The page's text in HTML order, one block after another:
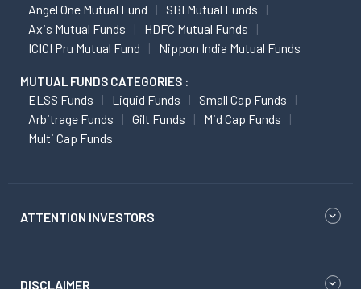
Angel One Mutual Fund
SBI Mutual Funds
Axis Mutual Funds
HDFC Mutual Funds
ICICI Pru Mutual Fund
Nippon India Mutual Funds
MUTUAL FUNDS CATEGORIES :
ELSS Funds Liquid Funds
Small Cap Funds
Arbitrage Funds
Gilt Funds
Mid Cap Funds
Multi Cap Funds
ATTENTION INVESTORS
DISCLAIMER